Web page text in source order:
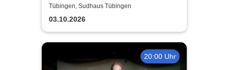
Säue - Das Best Of zum
Jubiläum
Tübingen, Sudhaus Tübingen
03.10.2026
20:00 Uhr